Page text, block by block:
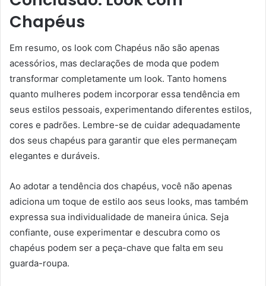
Chapéus
Em resumo, os look com Chapéus não são apenas
acessórios, mas declarações de moda que podem
transformar completamente um look. Tanto homens
quanto mulheres podem incorporar essa tendência em
seus estilos pessoais, experimentando diferentes estilos,
cores e padrões. Lembre-se de cuidar adequadamente
dos seus chapéus para garantir que eles permaneçam
elegantes e duráveis.
Ao adotar a tendência dos chapéus, você não apenas
adiciona um toque de estilo aos seus looks, mas também
expressa sua individualidade de maneira única. Seja
confiante, ouse experimentar e descubra como os
chapéus podem ser a peça-chave que falta em seu
guarda-roupa.